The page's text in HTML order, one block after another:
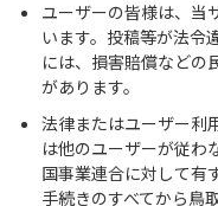
ユーザーの皆様は、当
います。投稿等が法令
には、損害賠償などの
があります。
法律またはユーザー利
は他のユーザーが従わ
国事業連合に対して有
手続きのすべてから鳥